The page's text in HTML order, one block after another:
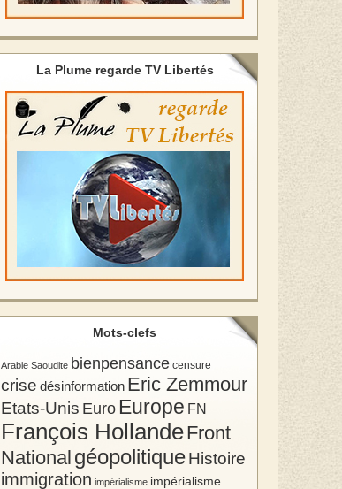
La Plume regarde TV Libertés
Mots-clefs
Arabie Saoudite bienpensance censure
crise désinformation Eric Zemmour
Etats-Unis Euro Europe FN
François HollandeFront
National géopolitiqueHistoire
immigration impérialisme impérialisme